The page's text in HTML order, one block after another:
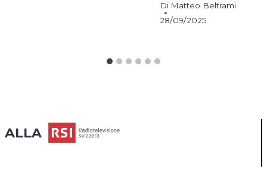
Di Matteo Beltrami
28/09/2025
ALLA